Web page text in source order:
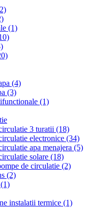
(1)
(4)
(3)
(1)
3 turatii (18)
electronice (34)
apa menajera (5)
solare (18)
de circulatie (2)
(2)
(1)
instalatii termice (1)